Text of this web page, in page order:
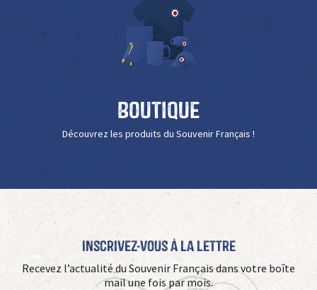
Boutique
Découvrez les produits du Souvenir Français !
Inscrivez-vous à La Lettre
Recevez l’actualité du Souvenir Français dans votre boîte
mail une fois par mois.